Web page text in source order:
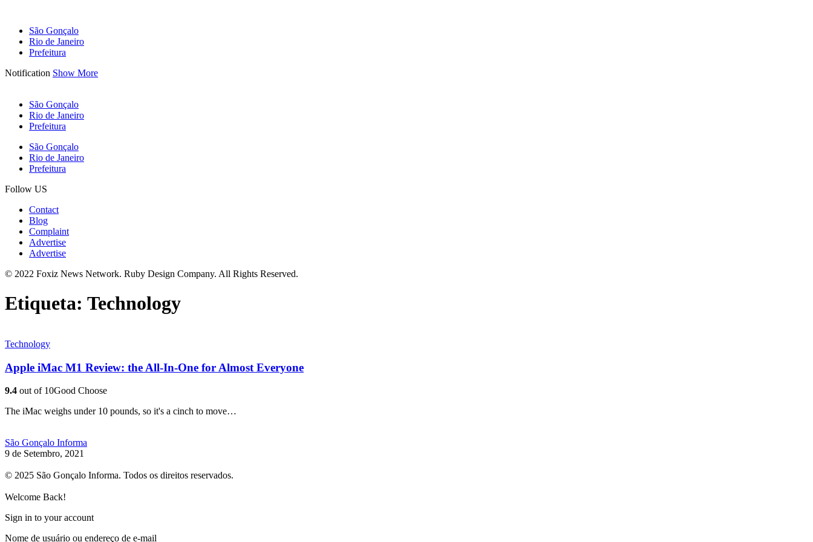
São Gonçalo
Rio de Janeiro
Prefeitura
Notification Show More
São Gonçalo
Rio de Janeiro
Prefeitura
São Gonçalo
Rio de Janeiro
Prefeitura
Follow US
Contact
Blog
Complaint
Advertise
Advertise
© 2022 Foxiz News Network. Ruby Design Company. All Rights Reserved.
Etiqueta: Technology
Technology
Apple iMac M1 Review: the All-In-One for Almost Everyone
9.4 out of 10Good Choose
The iMac weighs under 10 pounds, so it's a cinch to move…
São Gonçalo Informa
9 de Setembro, 2021
© 2025 São Gonçalo Informa. Todos os direitos reservados.
Welcome Back!
Sign in to your account
Nome de usuário ou endereço de e-mail